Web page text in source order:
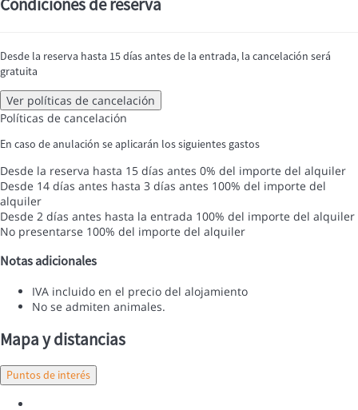
Condiciones de reserva
Desde la reserva hasta 15 días antes de la entrada, la cancelación será
gratuita
Ver políticas de cancelación
Políticas de cancelación
En caso de anulación se aplicarán los siguientes gastos
Desde la reserva hasta 15 días antes 0% del importe del alquiler
Desde 14 días antes hasta 3 días antes 100% del importe del
alquiler
Desde 2 días antes hasta la entrada 100% del importe del alquiler
No presentarse 100% del importe del alquiler
Notas adicionales
IVA incluido en el precio del alojamiento
No se admiten animales.
Mapa y distancias
Puntos de interés